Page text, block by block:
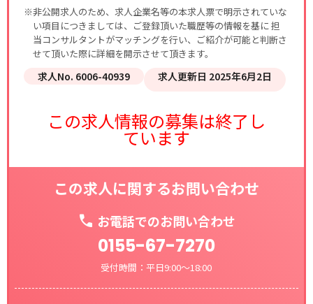
※非公開求人のため、求人企業名等の本求人票で明示されていな
い項目につきましては、ご登録頂いた職歴等の情報を基に 担
当コンサルタントがマッチングを行い、ご紹介が可能と判断さ
せて頂いた際に詳細を開示させて頂きます。
求人No. 6006-40939 求人更新日 2025年6月2日
この求人情報の募集は終了し
ています
この求人に関するお問い合わせ
お電話でのお問い合わせ
0155-67-7270
受付時間：平日9:00～18:00